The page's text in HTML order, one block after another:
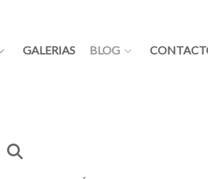
GALERIAS BLOG